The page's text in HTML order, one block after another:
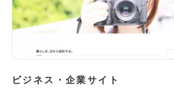
ビジネス・企業サイト